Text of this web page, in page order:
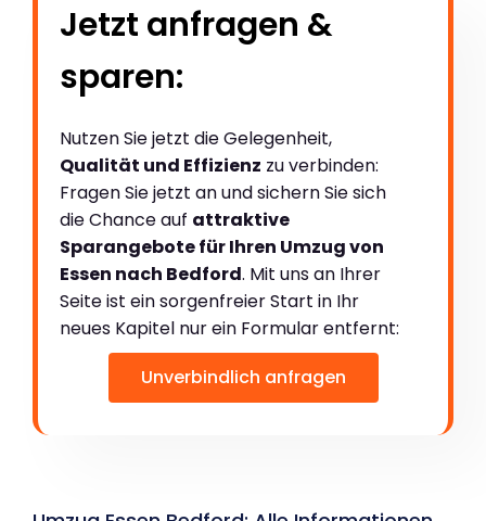
Jetzt anfragen &
sparen:
Nutzen Sie jetzt die Gelegenheit,
Qualität und Effizienz zu verbinden:
Fragen Sie jetzt an und sichern Sie sich
die Chance auf attraktive
Sparangebote für Ihren Umzug von
Essen nach Bedford. Mit uns an Ihrer
Seite ist ein sorgenfreier Start in Ihr
neues Kapitel nur ein Formular entfernt:
Unverbindlich anfragen